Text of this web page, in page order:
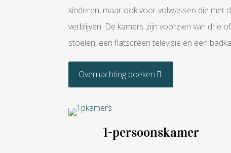
kinderen, maar ook voor volwassen die met
verblijven. De kamers zijn voorzien van drie
stoelen, een flatscreen televisie en een
Overnachting boeken
1-persoonskamer